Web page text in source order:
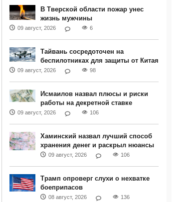
В Тверской области пожар унес
жизнь мужчины
09 август, 2026 6
Тайвань сосредоточен на
беспилотниках для защиты от Китая
09 август, 2026 98
Исмаилов назвал плюсы и риски
работы на декретной ставке
09 август, 2026 106
Хаминский назвал лучший способ
хранения денег и раскрыл нюансы
09 август, 2026 106
Трамп опроверг слухи о нехватке
боеприпасов
08 август, 2026 136